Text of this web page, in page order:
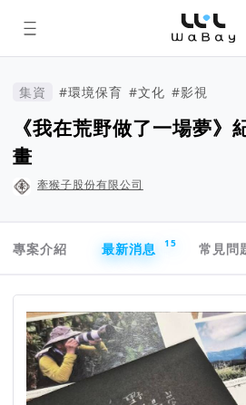
WaBay 挖
集資 / 群眾
集資 #環境保育 #文化 #影視
《我在荒野做了一場夢》
畫
牽猴子股份有限公司
專案介紹
最新消息 15 常見問